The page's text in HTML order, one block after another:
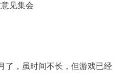
见集会
了，虽时间不长，但游戏已经